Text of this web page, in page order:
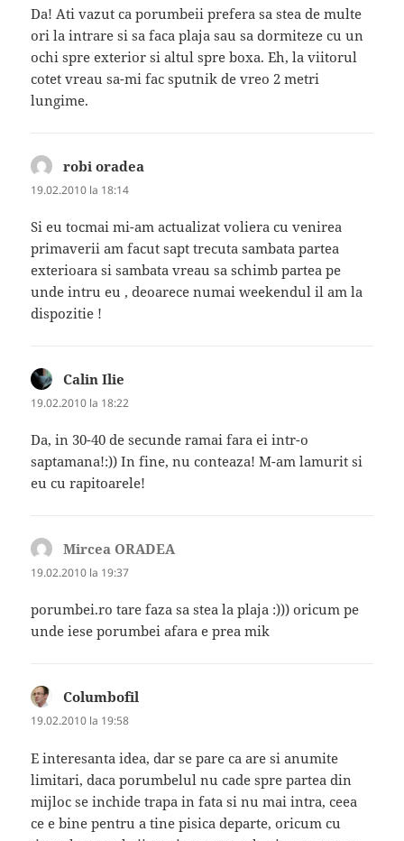
Da! Ati vazut ca porumbeii prefera sa stea de multe
ori la intrare si sa faca plaja sau sa dormiteze cu un
ochi spre exterior si altul spre boxa. Eh, la viitorul
cotet vreau sa-mi fac sputnik de vreo 2 metri
lungime.
robi oradea
19.02.2010 la 18:14
Si eu tocmai mi-am actualizat voliera cu venirea
primaverii am facut sapt trecuta sambata partea
exterioara si sambata vreau sa schimb partea pe
unde intru eu , deoarece numai weekendul il am la
dispozitie !
Calin Ilie
19.02.2010 la 18:22
Da, in 30-40 de secunde ramai fara ei intr-o
saptamana!:)) In fine, nu conteaza! M-am lamurit si
eu cu rapitoarele!
Mircea ORADEAspune:
19.02.2010 la 19:37
porumbei.ro tare faza sa stea la plaja :))) oricum pe
unde iese porumbei afara e prea mik
Columbofil
19.02.2010 la 19:58
E interesanta idea, dar se pare ca are si anumite
limitari, daca porumbelul nu cade spre partea din
mijloc se inchide trapa in fata si nu mai intra, ceea
ce e bine pentru a tine pisica departe, oricum cu